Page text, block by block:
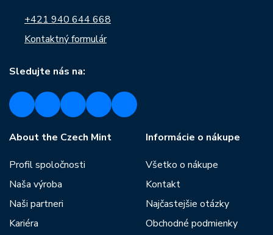
+421 940 644 668
Kontaktný formulár
Sledujte nás na:
About the Czech Mint
Profil spoločnosti
Naša výroba
Naši partneri
Kariéra
Informácie o nákupe
Všetko o nákupe
Kontakt
Najčastejšie otázky
Obchodné podmienky